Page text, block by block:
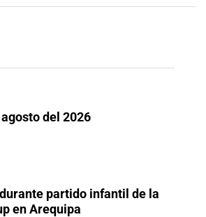
del 2026
partido infantil de la
en Arequipa